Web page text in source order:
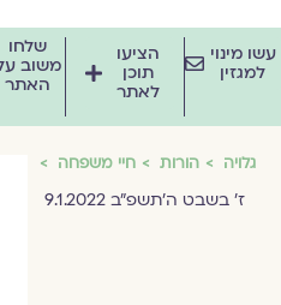
מינוי
למגזין
הציעו
תוכן
לאתר
שלחו
משוב על
האתר
גלויה הורות חיי משפחה
ז׳ בשבט ה׳תשפ״ב 9.1.2022